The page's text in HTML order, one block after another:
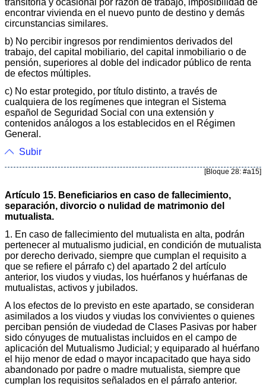
transitoria y ocasional por razón de trabajo, imposibilidad de
encontrar vivienda en el nuevo punto de destino y demás
circunstancias similares.
b) No percibir ingresos por rendimientos derivados del
trabajo, del capital mobiliario, del capital inmobiliario o de
pensión, superiores al doble del indicador público de renta
de efectos múltiples.
c) No estar protegido, por título distinto, a través de
cualquiera de los regímenes que integran el Sistema
español de Seguridad Social con una extensión y
contenidos análogos a los establecidos en el Régimen
General.
Subir
[Bloque 28: #a15]
Artículo 15. Beneficiarios en caso de fallecimiento,
separación, divorcio o nulidad de matrimonio del
mutualista.
1. En caso de fallecimiento del mutualista en alta, podrán
pertenecer al mutualismo judicial, en condición de mutualista
por derecho derivado, siempre que cumplan el requisito a
que se refiere el párrafo c) del apartado 2 del artículo
anterior, los viudos y viudas, los huérfanos y huérfanas de
mutualistas, activos y jubilados.
A los efectos de lo previsto en este apartado, se consideran
asimilados a los viudos y viudas los convivientes o quienes
perciban pensión de viudedad de Clases Pasivas por haber
sido cónyuges de mutualistas incluidos en el campo de
aplicación del Mutualismo Judicial; y equiparado al huérfano
el hijo menor de edad o mayor incapacitado que haya sido
abandonado por padre o madre mutualista, siempre que
cumplan los requisitos señalados en el párrafo anterior.